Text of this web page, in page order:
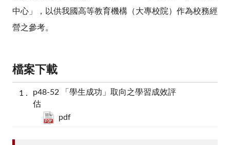
中心」，以供我國高等教育機構（大專校院）作為校務經
營之參考。
檔案下載
p48-52 「學生成功」取向之學習成效評
估
pdf